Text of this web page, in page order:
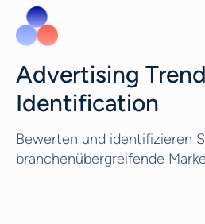
Advertising Trend
Identification
Bewerten und identifizieren
branchenübergreifende